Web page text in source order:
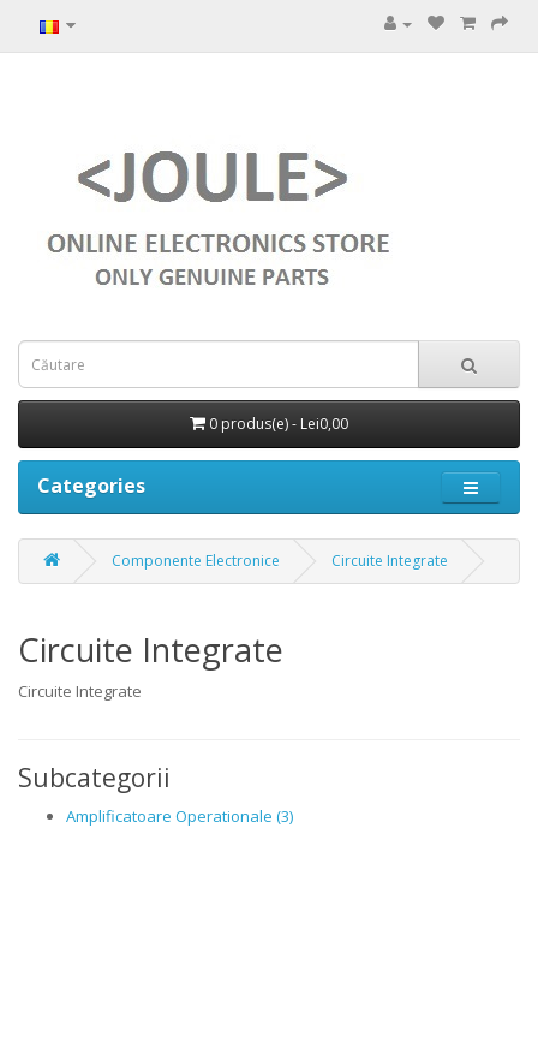
0 produs(e) - Lei0,00
Categories
Componente Electronice Circuite Integrate
Circuite Integrate
Circuite Integrate
Subcategorii
Amplificatoare Operationale (3)